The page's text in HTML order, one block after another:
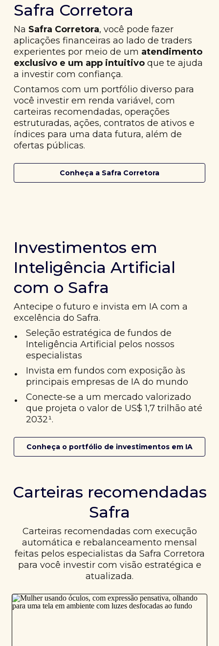
Safra Corretora
Na Safra Corretora, você pode fazer
aplicações financeiras ao lado de traders
experientes por meio de um atendimento
exclusivo e um app intuitivo que te ajuda
a investir com confiança.
Contamos com um portfólio diverso para
você investir em renda variável, com
carteiras recomendadas, operações
estruturadas, ações, contratos de ativos e
índices para uma data futura, além de
ofertas públicas.
Conheça a Safra Corretora
Investimentos em
Inteligência Artificial
com o Safra
Antecipe o futuro e invista em IA com a
excelência do Safra.
•
Seleção estratégica de fundos de
Inteligência Artificial pelos nossos
especialistas
•
Invista em fundos com exposição às
principais empresas de IA do mundo
•
Conecte-se a um mercado valorizado
que projeta o valor de US$ 1,7 trilhão até
2032¹.
Conheça o portfólio de investimentos em IA
Carteiras recomendadas
Safra
Carteiras recomendadas com execução
automática e rebalanceamento mensal
feitas pelos especialistas da Safra Corretora
para você investir com visão estratégica e
atualizada.